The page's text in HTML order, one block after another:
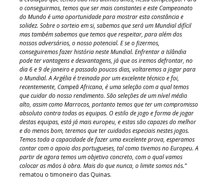
o conseguirmos, temos que ser mais constantes e este Campeonato
do Mundo é uma oportunidade para mostrar esta constância e
solidez. Sobre o sorteio em si, sabemos que será um Mundial difícil
mas também sabemos que temos que respeitar, para além dos
nossos adversários, o nosso potencial. E se o fizermos,
conseguiremos fazer história neste Mundial. Enfrentar a Islândia
pode ter vantagens e desvantagens, já que os iremos defrontar, no
dia 6 e 9 de janeiro e passado poucos dias, voltaremos a jogar para
o Mundial. A Argélia é treinada por um excelente técnico e foi,
recentemente, Campeã Africana, é uma seleção com a qual temos
que cuidar do nosso rendimento. São seleções de um nível médio
alto, assim como Marrocos, portanto temos que ter um compromisso
absoluto contra todas as equipas. O estilo de jogo e forma de jogar
destas equipas, está já mais europeu, e estas são capazes do melhor
e do menos bom, teremos que ter cuidados especiais nestes jogos.
Temos toda a capacidade de fazer uma excelente prova, esperamos
contar com o apoio dos portugueses, tal como tivemos no Europeu. A
partir de agora temos um objetivo concreto, com o qual vamos
colocar as mãos à obra. Mais do que nunca, o limite somos nós.”
rematou o timoneiro das Quinas.